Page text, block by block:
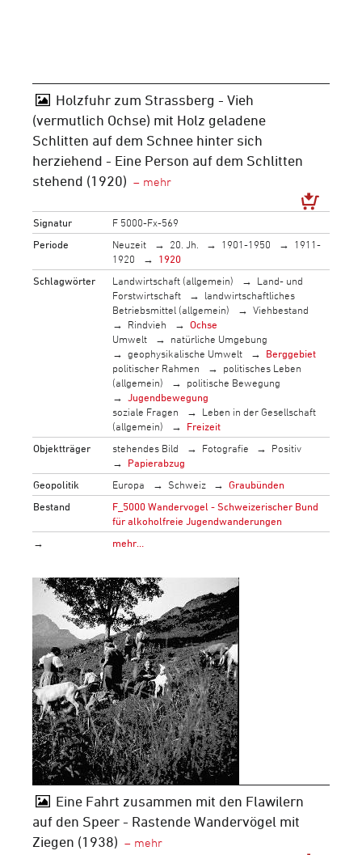
Holzfuhr zum Strassberg - Vieh
(vermutlich Ochse) mit Holz geladene
Schlitten auf dem Schnee hinter sich
herziehend - Eine Person auf dem Schlitten
stehend (1920)
Signatur
F 5000-Fx-569
Periode
Neuzeit 20. Jh. 1901-1950
1911-
1920
1920
Schlagwörter
Landwirtschaft (allgemein)
Land- und
Forstwirtschaft
landwirtschaftliches
Betriebsmittel (allgemein)
Viehbestand
Rindvieh
Ochse
Umwelt
natürliche Umgebung
geophysikalische Umwelt
Berggebiet
politischer Rahmen
politisches Leben
(allgemein)
politische Bewegung
Jugendbewegung
soziale Fragen
Leben in der Gesellschaft
(allgemein)
Freizeit
Objektträger
stehendes Bild Fotografie
Positiv
Papierabzug
Geopolitik
Europa Schweiz
Graubünden
Bestand
F_5000 Wandervogel - Schweizerischer Bund
für alkoholfreie Jugendwanderungen
→
mehr…
Eine Fahrt zusammen mit den Flawilern
auf den Speer - Rastende Wandervögel mit
Ziegen (1938)